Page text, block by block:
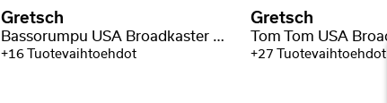
Gretsch
Bassorumpu USA Broadkaster Satin Lacquer
+16 Tuotevaihtoehdot
Gretsch
+27 Tuotevaihtoehdot